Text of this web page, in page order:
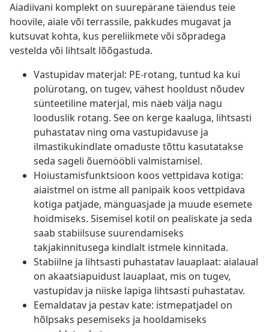
Aiadiivani komplekt on suurepärane täiendus teie
hoovile, aiale või terrassile, pakkudes mugavat ja
kutsuvat kohta, kus pereliikmete või sõpradega
vestelda või lihtsalt lõõgastuda.
Vastupidav materjal: PE-rotang, tuntud ka kui
polürotang, on tugev, vähest hooldust nõudev
sünteetiline materjal, mis näeb välja nagu
looduslik rotang. See on kerge kaaluga, lihtsasti
puhastatav ning oma vastupidavuse ja
ilmastikukindlate omaduste tõttu kasutatakse
seda sageli õuemööbli valmistamisel.
Hoiustamisfunktsioon koos vettpidava kotiga:
aiaistmel on istme all panipaik koos vettpidava
kotiga patjade, mänguasjade ja muude esemete
hoidmiseks. Sisemisel kotil on pealiskate ja seda
saab stabiilsuse suurendamiseks
takjakinnitusega kindlalt istmele kinnitada.
Stabiilne ja lihtsasti puhastatav lauaplaat: aialaual
on akaatsiapuidust lauaplaat, mis on tugev,
vastupidav ja niiske lapiga lihtsasti puhastatav.
Eemaldatav ja pestav kate: istmepatjadel on
hõlpsaks pesemiseks ja hooldamiseks